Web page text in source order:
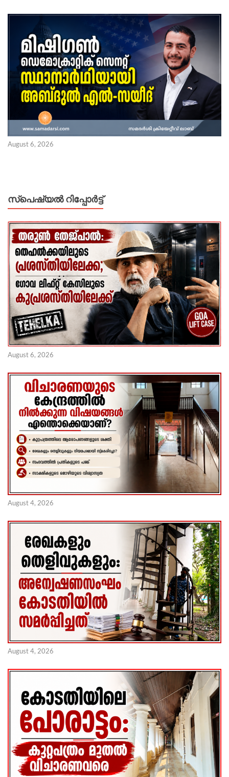
August 6, 2026
സ്പെഷ്യൽ റിപ്പോര്‍ട്ട്
August 6, 2026
August 4, 2026
August 4, 2026